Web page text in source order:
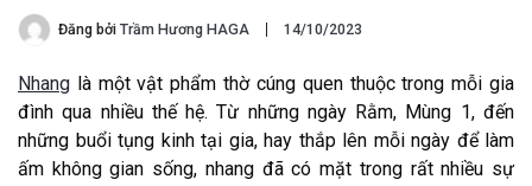
Đăng bởi Trầm Hương HAGA 14/10/2023
Nhang là một vật phẩm thờ cúng quen thuộc trong mỗi gia
đình qua nhiều thế hệ. Từ những ngày Rằm, Mùng 1, đến
những buổi tụng kinh tại gia, hay thắp lên mỗi ngày để làm
ấm không gian sống, nhang đã có mặt trong rất nhiều sự